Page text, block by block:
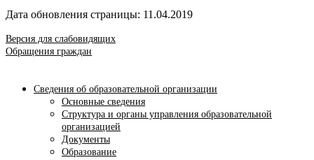
Дата обновления страницы: 11.04.2019
Версия для слабовидящих
Обращения граждан
Сведения об образовательной организации
Основные сведения
Структура и органы управления образовательной
организацией
Документы
Образование